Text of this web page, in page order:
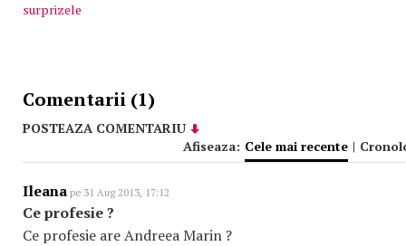
surprizele
Comentarii (1)
POSTEAZA COMENTARIU
Afiseaza: Cele mai recente |
Ileana pe 31 Aug 2013, 17:12
Ce profesie ?
Ce profesie are Andreea Marin ?